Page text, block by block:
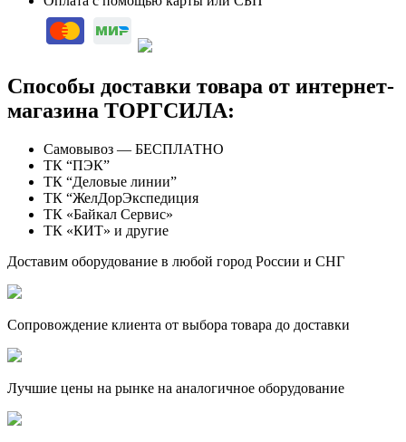
Способы доставки товара от интернет-
магазина ТОРГСИЛА:
Самовывоз — БЕСПЛАТНО
ТК “ПЭК”
ТК “Деловые линии”
ТК “ЖелДорЭкспедиция
ТК «Байкал Сервис»
ТК «КИТ» и другие
Доставим оборудование в любой город России и СНГ
Сопровождение клиента от выбора товара до доставки
Лучшие цены на рынке на аналогичное оборудование